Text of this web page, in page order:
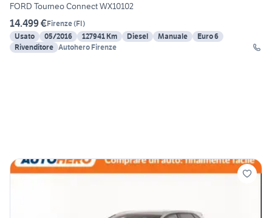
FORD Tourneo Connect WX10102
14.499 €Firenze(FI)
Usato
05/2016 127941 Km Diesel Manuale
Euro 6
Rivenditore Autohero Firenze